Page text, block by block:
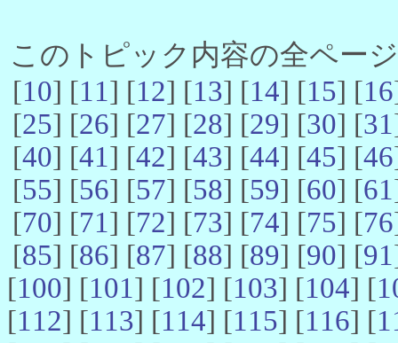
このトピック内容の全ペー
[10] [11] [12] [13] [14] [15] [16
[25] [26] [27] [28] [29] [30] [31
[40] [41] [42] [43] [44] [45] [46
[55] [56] [57] [58] [59] [60] [61
[70] [71] [72] [73] [74] [75] [76
[85] [86] [87] [88] [89] [90] [91
[100] [101] [102] [103] [104] [
[112] [113] [114] [115] [116] [